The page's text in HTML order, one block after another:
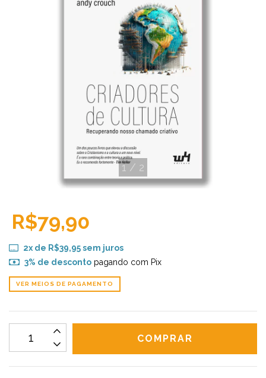
1/ 2
R$79,90
2x de R$39,95sem juros
3% de descontopagando com Pix
VER MEIOS DE PAGAMENTO